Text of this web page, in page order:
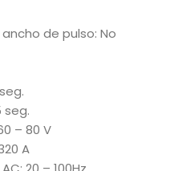
de pulso: No
seg.
– 80 V
A